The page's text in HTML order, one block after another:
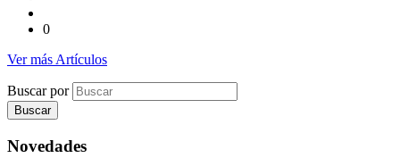
0
Ver más Artículos
Buscar por
Novedades